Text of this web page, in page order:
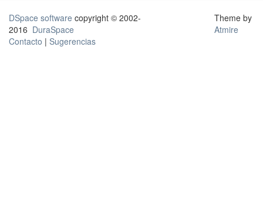
DSpace software copyright © 2002-
2016 DuraSpace
Contacto | Sugerencias
Theme by
Atmire